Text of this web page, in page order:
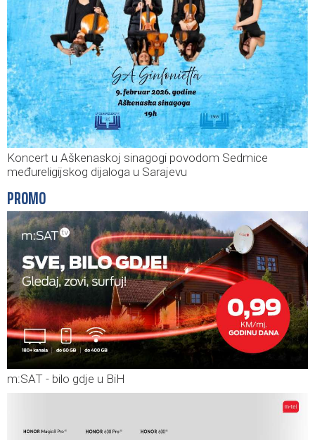
Koncert u Aškenaskoj sinagogi povodom Sedmice
međureligijskog dijaloga u Sarajevu
PROMO
m:SAT - bilo gdje u BiH